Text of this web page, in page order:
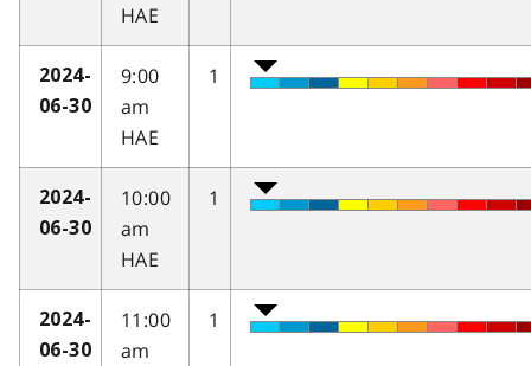
HAE
2024-
06-30
9:00
am
HAE
1
2024-
06-30
10:00
am
HAE
1
2024-
06-30
11:00
am
1